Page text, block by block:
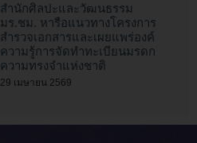
สำนักศิลปะและวัฒนธรรม
มร.ชม. หารือแนวทางโครงการ
สำรวจเอกสารและเผยแพร่องค์
ความรู้การจัดทำทะเบียนมรดก
ความทรงจำแห่งชาติ
29 เมษายน 2569